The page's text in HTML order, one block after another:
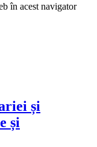
în acest navigator
și
și